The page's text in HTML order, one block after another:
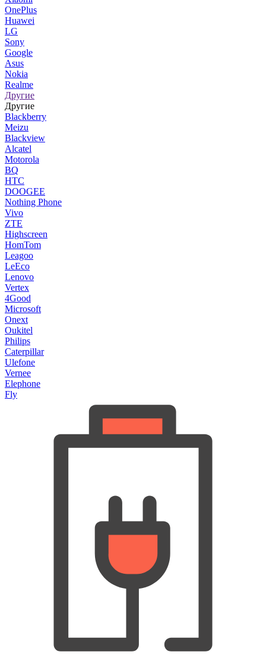
OnePlus
Huawei
LG
Sony
Google
Asus
Nokia
Realme
Другие
Другие
Blackberry
Meizu
Blackview
Alcatel
Motorola
BQ
HTC
DOOGEE
Nothing Phone
Vivo
ZTE
Highscreen
HomTom
Leagoo
LeEco
Lenovo
Vertex
4Good
Microsoft
Onext
Oukitel
Philips
Caterpillar
Ulefone
Vernee
Elephone
Fly